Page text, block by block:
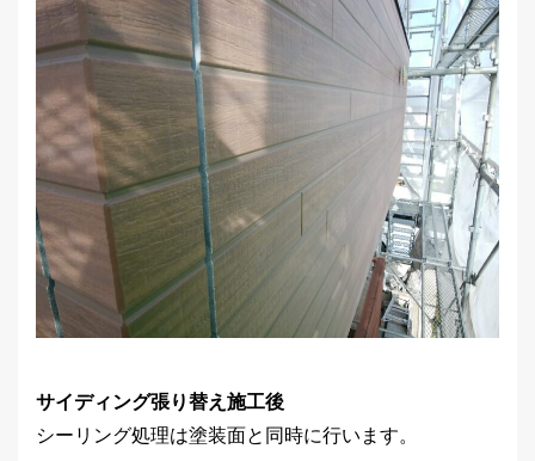
サイディング張り替え施工後
シーリング処理は塗装面と同時に行います。